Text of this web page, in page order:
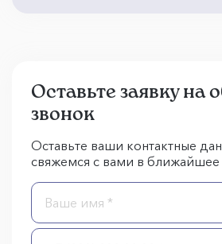
Оставьте заявку на
звонок
Оставьте ваши контактные
свяжемся с вами в